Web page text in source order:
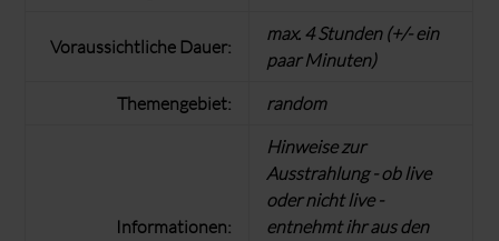
Voraussichtliche Dauer:
max. 4 Stunden (+/- ein
paar Minuten)
Themengebiet:
random
Informationen:
Hinweise zur
Ausstrahlung - ob live
oder nicht live -
entnehmt ihr aus den